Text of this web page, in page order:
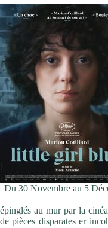
Du 30 Novembre au 5
épinglés au mur par la
de pièces disparates er